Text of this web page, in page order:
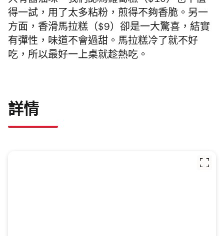
得一試，用了太多粘粉，煎得不夠香脆。另一
方面，香滑馬拉糕（$9）卻是一大驚喜，結實
有彈性，味道不會過甜。馬拉糕冷了就不好
吃，所以最好一上桌就趁熱吃。
詳情